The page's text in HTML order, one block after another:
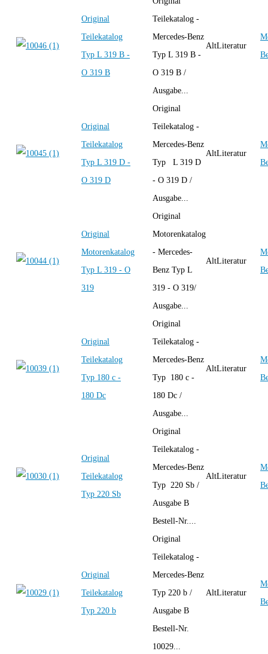
Original
Teilekatalog
Typ L 319 B -
O 319 B
Teilekatalog -
Mercedes-Benz
Typ L 319 B -
O 319 B /
Ausgabe...
AltLiteratur
Original
Teilekatalog
Typ L 319 D -
O 319 D
Original
Teilekatalog -
Mercedes-Benz
Typ L 319 D
- O 319 D /
Ausgabe...
AltLiteratur
Original
Motorenkatalog
Typ L 319 - O
319
Original
Motorenkatalog
- Mercedes-
Benz Typ L
319 - O 319/
Ausgabe...
AltLiteratur
Original
Teilekatalog
Typ 180 c -
180 Dc
Original
Teilekatalog -
Mercedes-Benz
Typ 180 c -
180 Dc /
Ausgabe...
AltLiteratur
Original
Teilekatalog
Typ 220 Sb
Original
Teilekatalog -
Mercedes-Benz
Typ 220 Sb /
Ausgabe B
Bestell-Nr....
AltLiteratur
Original
Teilekatalog
Typ 220 b
Original
Teilekatalog -
Mercedes-Benz
Typ 220 b /
Ausgabe B
Bestell-Nr.
10029...
AltLiteratur